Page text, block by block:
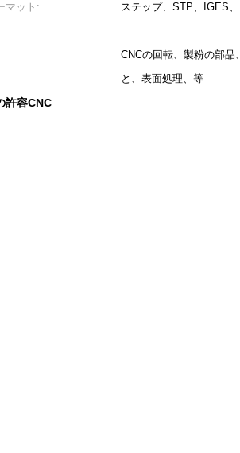
マット: ステップ、STP、IGES
CNCの回転、製粉の部品
と、表面処理、等
許容CNC